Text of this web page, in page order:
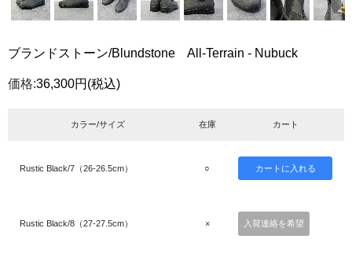
ブランドストーン/Blundstone All-Terrain - Nubuck
価格:36,300円 (税込)
カラー/サイズ 在庫 カート
Rustic Black/7（26-26.5cm） ○
Rustic Black/8（27-27.5cm） × 入荷連絡を希望